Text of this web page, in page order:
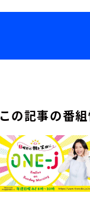
この記事の番